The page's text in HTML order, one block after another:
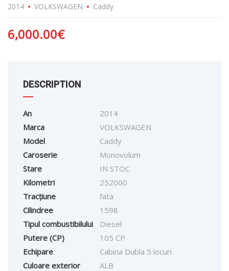
2014 VOLKSWAGEN Caddy
6,000.00€
DESCRIPTION
An
2014
Marca
VOLKSWAGEN
Model
Caddy
Caroserie
Monovolum
Stare
IN STOC
Kilometri
252000
Tracțiune
fata
Cilindree
1598
Tipul combustibilului
Diesel
Putere (CP)
105 CP
Echipare
Cabina Dubla 5 locuri
Culoare exterior
ALB